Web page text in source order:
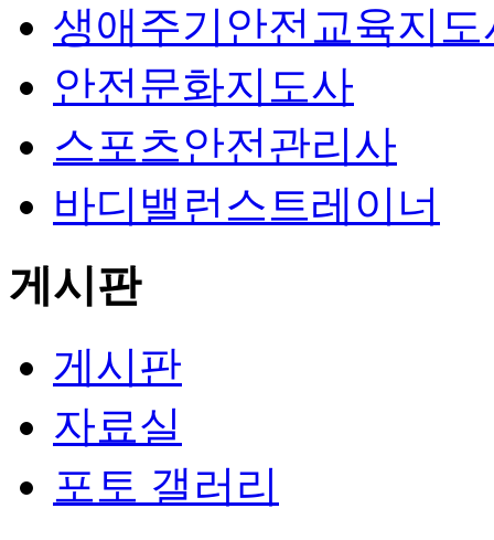
생애주기안전교육지도
안전문화지도사
스포츠안전관리사
바디밸런스트레이너
게시판
게시판
자료실
포토 갤러리